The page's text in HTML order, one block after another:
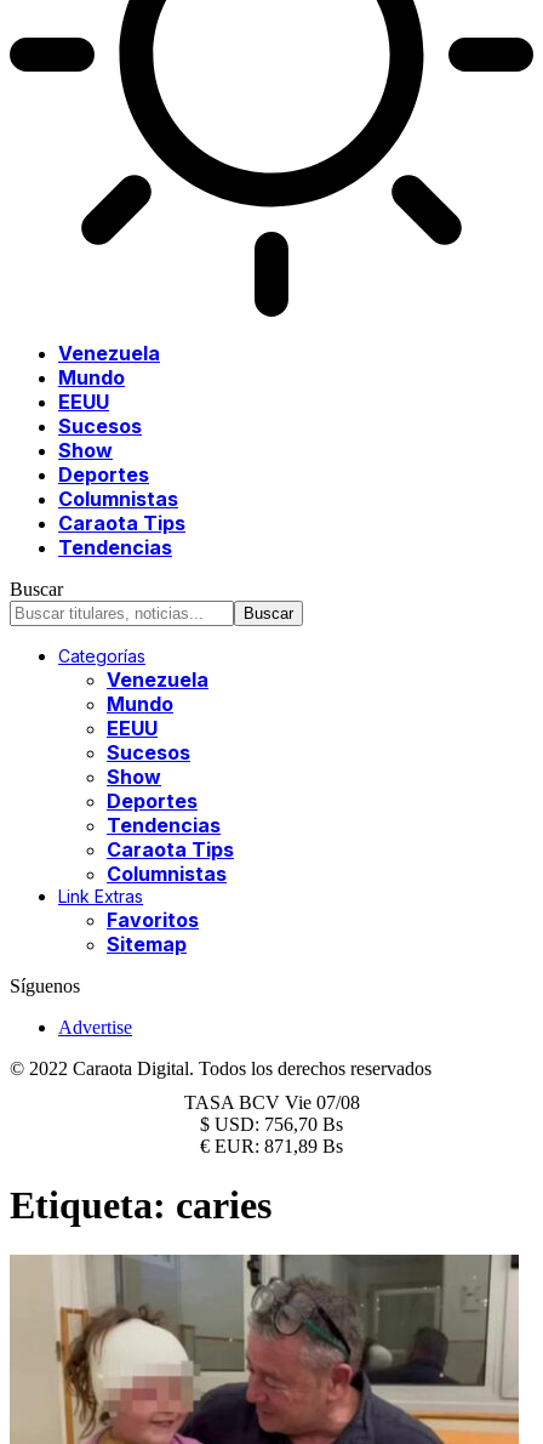
Venezuela
Mundo
EEUU
Sucesos
Show
Deportes
Columnistas
Caraota Tips
Tendencias
Buscar
Categorías
Venezuela
Mundo
EEUU
Sucesos
Show
Deportes
Tendencias
Caraota Tips
Columnistas
Link Extras
Favoritos
Sitemap
Síguenos
Advertise
© 2022 Caraota Digital. Todos los derechos reservados
TASA BCV Vie 07/08
$ USD: 756,70 Bs
€ EUR: 871,89 Bs
Etiqueta: caries